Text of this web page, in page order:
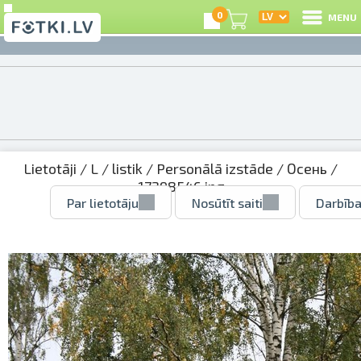
0 MENU
Lietotāji / L / listik / Personālā izstāde / Осень /
17298546.jpg
Par lietotāju Nosūtīt saiti